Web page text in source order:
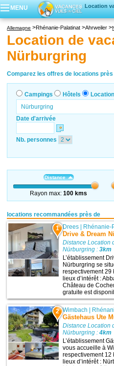
MENU
Location
Locations
Villages
Allemagne Rhénanie-Palatinat Ahrweiler
Location de
Nürburgring
Comparez les offres de locations
Campings Hôtels
Date d'arrivée
Nb. personnes
Distance
Rayon max:100 kms
locations recommandées près de
1 Drees | Rhénanie-
Drive & Dream
Distance Location
Nürburgring :3km
L’établissement
Nürburgring se
respectivement 29
lieux d’intérêt :
Château de
gratuite est
2 Wimbach
Gästehaus Ute
Distance Location
Nürburgring :4km
L’établissement
vous accueille à
respectivement 12
lieux d’intérêt :